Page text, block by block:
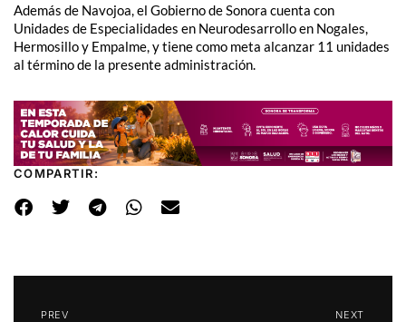
Además de Navojoa, el Gobierno de Sonora cuenta con
Unidades de Especialidades en Neurodesarrollo en Nogales,
Hermosillo y Empalme, y tiene como meta alcanzar 11 unidades
al término de la presente administración.
COMPARTIR:
PREV NEXT